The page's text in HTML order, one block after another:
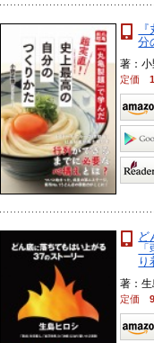
分
著：
定価
ど
り
著：
定価